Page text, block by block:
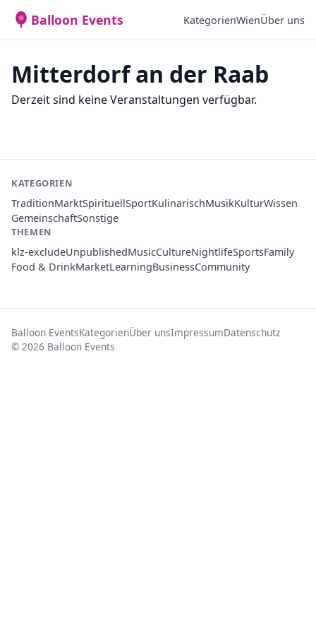
Balloon Events KategorienWienÜber uns
Mitterdorf an der Raab
Derzeit sind keine Veranstaltungen verfügbar.
KATEGORIEN
TraditionMarktSpirituellSportKulinarischMusikKulturWissen
GemeinschaftSonstige
THEMEN
klz-excludeUnpublishedMusicCultureNightlifeSportsFamily
Food & DrinkMarketLearningBusinessCommunity
Balloon EventsKategorienÜber unsImpressumDatenschutz
© 2026 Balloon Events